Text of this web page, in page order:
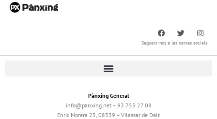
Segueix-nos a les xarxes socials
Pànxing General
info@panxing.net – 93 753 27 08
Enric Morera 25, 08339 – Vilassar de Dalt